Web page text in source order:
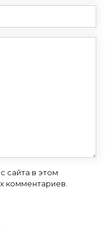
сайта в этом
комментариев.